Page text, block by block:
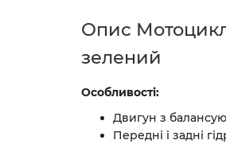
Опис
зелений
Особливості:
Двигун з
Передні і задні